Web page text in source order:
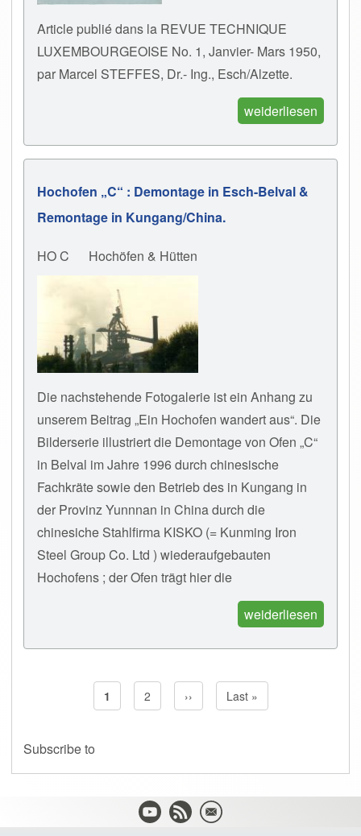
Article publié dans la REVUE TECHNIQUE
LUXEMBOURGEOISE No. 1, Janvier- Mars 1950,
par Marcel STEFFES, Dr.- Ing., Esch/Alzette.
weiderliesen
Hochofen „C“ : Demontage in Esch-Belval &
Remontage in Kungang/China.
HO C Hochöfen & Hütten
Die nachstehende Fotogalerie ist ein Anhang zu
unserem Beitrag „Ein Hochofen wandert aus“. Die
Bilderserie illustriert die Demontage von Ofen „C“
in Belval im Jahre 1996 durch chinesische
Fachkräte sowie den Betrieb des in Kungang in
der Provinz Yunnnan in China durch die
chinesiche Stahlfirma KISKO (= Kunming Iron
Steel Group Co. Ltd ) wiederaufgebauten
Hochofens ; der Ofen trägt hier die
weiderliesen
Pagination
Current page
1 Page
2 Next page
›› Last page
Last »
Subscribe to